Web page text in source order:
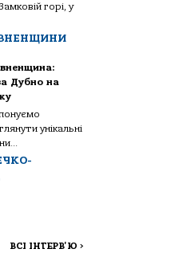
горі, у
Дубно на
унікальні
ВСІ ІНТЕРВ'Ю >